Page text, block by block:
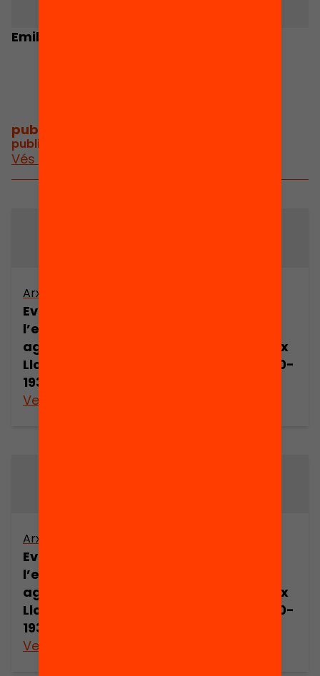
Emili Giralt
publicacions i vídeos
publicacions i vídeos relacionats
Vés a publicacions i vídeos
Arxiu
Evolució de
l’estructura
agrària del Baix
Llobregat (1860-
1931) (part 1)
Veure’n més
agrària del Baix
Llobregat (1860-
Arxiu
Evolució de
l’estructura
agrària del Baix
Llobregat (1860-
1931) (part 3)
Veure’n més
agrària del Baix
Llobregat (1860-